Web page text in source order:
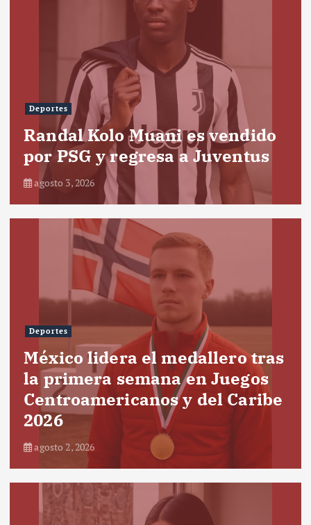
Deportes
Randal Kolo Muani es vendido
por PSG y regresa a Juventus
agosto 3, 2026
Deportes
México lidera el medallero tras
la primera semana en Juegos
Centroamericanos y del Caribe
2026
agosto 2, 2026